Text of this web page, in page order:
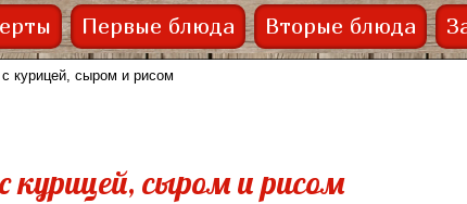
Первые блюда Вторые блюда
курицей, сыром и рисом
сыром и рисом